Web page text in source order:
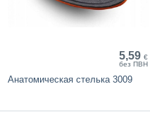
5,59 €
без ПВН
Анатомическая стелька 3009